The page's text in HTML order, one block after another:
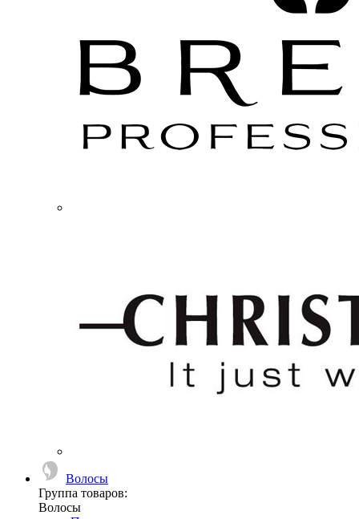
Волосы
Группа товаров:
Волосы